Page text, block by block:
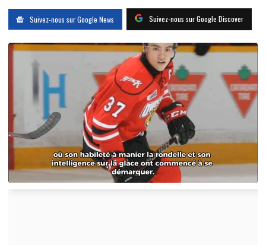
Suivez-nous sur Google News Suivez-nous sur Google Discover